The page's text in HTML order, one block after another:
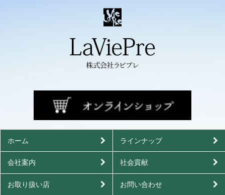
ホーム ラインナップ
会社案内 社会貢献
お取り扱い店 お問い合わせ